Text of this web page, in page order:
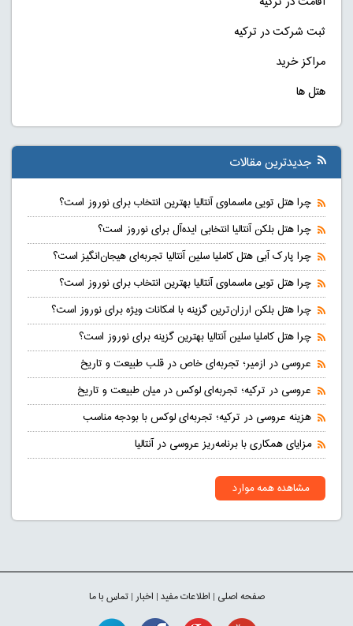
ثبت شرکت در ترکیه
مراکز خرید
هتل ها
جدیدترین مقالات
چرا هتل تویی ماسماوی آنتالیا بهترین انتخاب برای نوروز است؟
چرا هتل بلکن آنتالیا انتخابی ایده‌آل برای نوروز است؟
چرا پارک آبی هتل کاملیا سلین آنتالیا تجربه‌ای هیجان‌انگیز است؟
چرا هتل تویی ماسماوی آنتالیا بهترین انتخاب برای نوروز است؟
چرا هتل بلکن ارزان‌ترین گزینه با امکانات ویژه برای نوروز است؟
چرا هتل کاملیا سلین آنتالیا بهترین گزینه برای نوروز است؟
عروسی در ازمیر؛ تجربه‌ای خاص در قلب طبیعت و تاریخ
عروسی در ترکیه؛ تجربه‌ای لوکس در میان طبیعت و تاریخ
هزینه عروسی در ترکیه؛ تجربه‌ای لوکس با بودجه مناسب
مزایای همکاری با برنامه‌ریز عروسی در آنتالیا
مشاهده همه موارد
صفحه اصلی | اطلاعات مفید| اخبار|تماس با ما